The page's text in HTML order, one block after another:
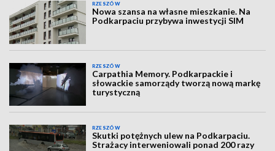
RZESZÓW
Nowa szansa na własne mieszkanie. Na
Podkarpaciu przybywa inwestycji SIM
RZESZÓW
Carpathia Memory. Podkarpackie i
słowackie samorządy tworzą nową markę
turystyczną
RZESZÓW
Skutki potężnych ulew na Podkarpaciu.
Strażacy interweniowali ponad 200 razy